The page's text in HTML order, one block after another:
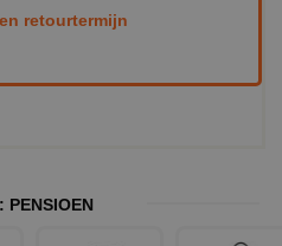
retourtermijn
PENSIOEN